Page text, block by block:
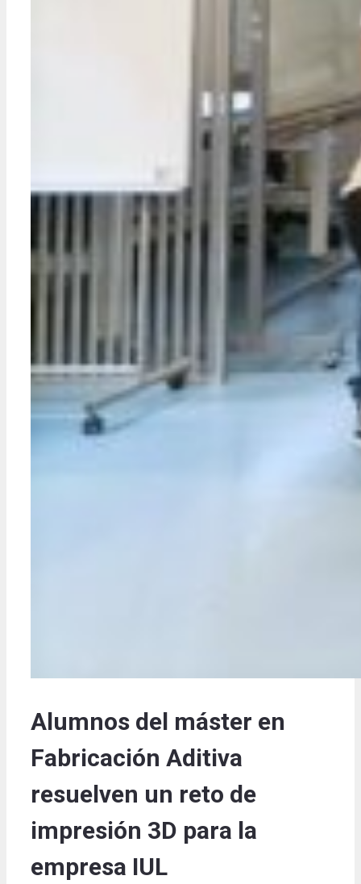
Alumnos del máster en
Fabricación Aditiva
resuelven un reto de
impresión 3D para la
empresa IUL